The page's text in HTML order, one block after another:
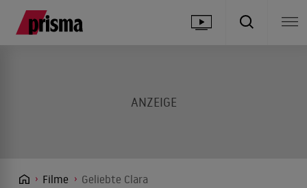
Filme Geliebte Clara